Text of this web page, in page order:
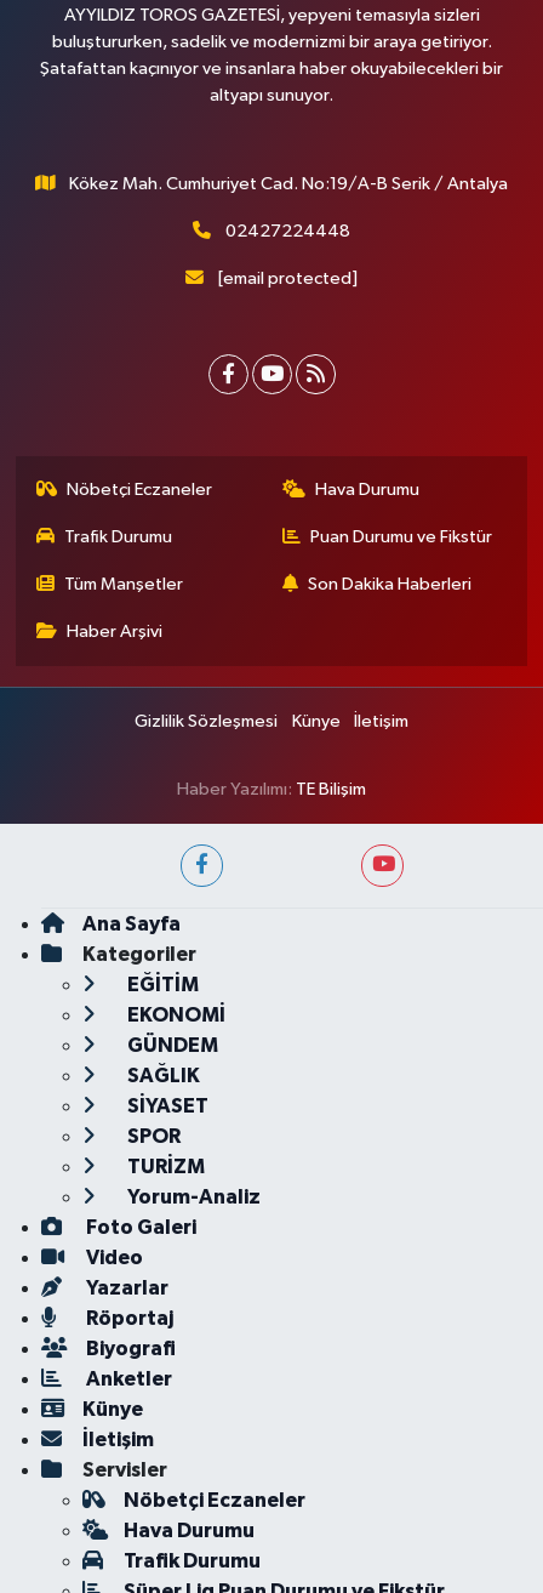
AYYILDIZ TOROS GAZETESİ, yepyeni temasıyla sizleri
buluştururken, sadelik ve modernizmi bir araya getiriyor.
Şatafattan kaçınıyor ve insanlara haber okuyabilecekleri bir
altyapı sunuyor.
Kökez Mah. Cumhuriyet Cad. No:19/A-B Serik / Antalya
02427224448
[email protected]
Nöbetçi Eczaneler Hava Durumu
Trafik Durumu Puan Durumu ve Fikstür
Tüm Manşetler Son Dakika Haberleri
Haber Arşivi
Gizlilik Sözleşmesi Künye İletişim
Haber Yazılımı: TE Bilişim
Ana Sayfa
Kategoriler
EĞİTİM
EKONOMİ
GÜNDEM
SAĞLIK
SİYASET
SPOR
TURİZM
Yorum-Analiz
Foto Galeri
Video
Yazarlar
Röportaj
Biyografi
Anketler
Künye
İletişim
Servisler
Nöbetçi Eczaneler
Hava Durumu
Trafik Durumu